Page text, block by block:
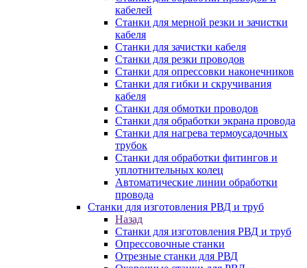
кабелей
Станки для мерной резки и зачистки
кабеля
Станки для зачистки кабеля
Станки для резки проводов
Станки для опрессовки наконечников
Станки для гибки и скручивания
кабеля
Станки для обмотки проводов
Станки для обработки экрана провода
Станки для нагрева термоусадочных
трубок
Станки для обработки фитингов и
уплотнительных колец
Автоматические линии обработки
провода
Станки для изготовления РВД и труб
Назад
Станки для изготовления РВД и труб
Опрессовочные станки
Отрезные станки для РВД